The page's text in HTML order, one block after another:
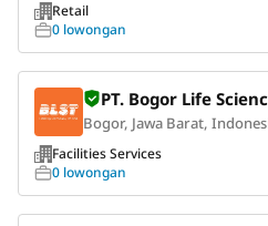
Retail
0 lowongan
PT. Bogor Life
Bogor, Jawa Barat,
Facilities Services
0 lowongan